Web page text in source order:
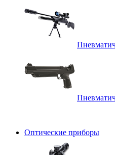
Оптические приборы